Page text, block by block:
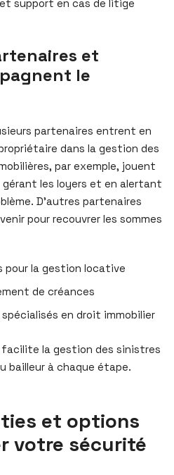
support en cas de litige
et
le
partenaires entrent en
dans la gestion des
par exemple, jouent
gérant les loyers et en alertant
D’autres partenaires
pour recouvrer les sommes
pour la gestion locative
de créances
en droit immobilier
facilite la gestion des sinistres
bailleur à chaque étape.
et options
votre sécurité